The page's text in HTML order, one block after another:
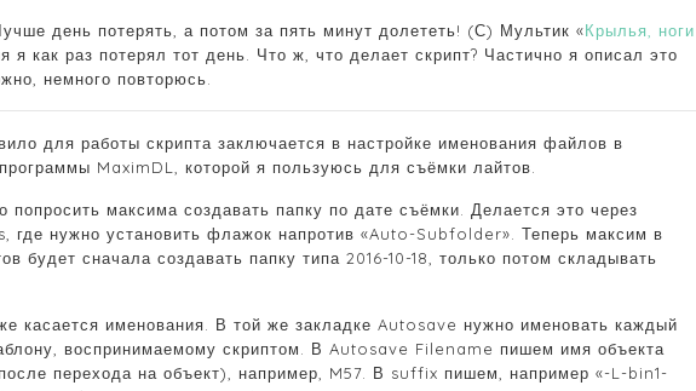
день потерять, а потом за пять минут долететь! (С) Мультик «Крылья, ноги
я как раз потерял тот день. Что ж, что делает скрипт? Частично я описал это
немного повторюсь.
для работы скрипта заключается в настройке именования файлов в
MaximDL, которой я пользуюсь для съёмки лайтов.
попросить максима создавать папку по дате съёмки. Делается это через
где нужно установить флажок напротив «Auto-Subfolder». Теперь максим в
будет сначала создавать папку типа 2016-10-18, только потом складывать
касается именования. В той же закладке Autosave нужно именовать каждый
воспринимаемому скриптом. В Autosave Filename пишем имя объекта
перехода на объект), например, M57. В suffix пишем, например «-L-bin1-